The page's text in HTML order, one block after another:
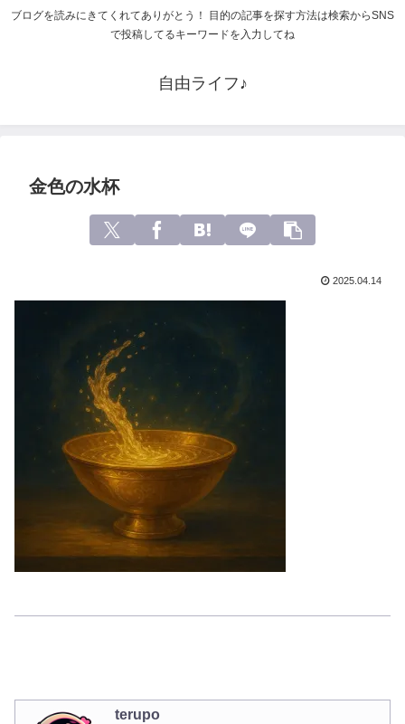
ブログを読みにきてくれてありがとう！ 目的の記事を探す方法は検索からSNS
で投稿してるキーワードを入力してね
自由ライフ♪
金色の水杯
2025.04.14
terupo